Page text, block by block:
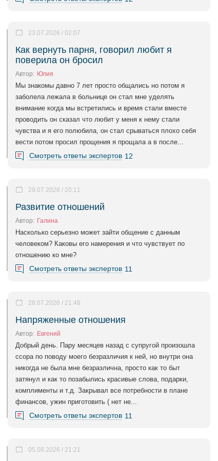
Как вернуть парня, говорил любит я
поверила он бросил
23.07.2026 / 02:07
Автор: Юлия
Мы знакомы давно 7 лет просто общались но потом я
заболела лежала в больнице он стал мне уделять
внимание когда мы встретились и время стали вместе
проводить он сказал что любит у меня к нему стали
чувства и я его полюбила, он стал срываться плохо себя
вести потом просил прощения я прощала а в после...
Смотреть ответы экспертов 12
Развитие отношений
29.07.2026 / 20:11
Автор: Галина
Насколько серьезно может зайти общение с данным
человеком? Каковы его намерения и что чувствует по
отношению ко мне?
Смотреть ответы экспертов 11
Напряженные отношения
28.07.2026 / 21:48
Автор: Евгений
Добрый день. Пару месяцев назад с супругой произошла
ссора по поводу моего безразличия к ней, но внутри она
никогда не была мне безразлична, просто как то быт
затянул и как то позабылись красивые слова, подарки,
комплименты и т.д. Закрывал все потребности в плане
финансов, ужин приготовить ( нет не...
Смотреть ответы экспертов 11
05.08.2026 / 21:21